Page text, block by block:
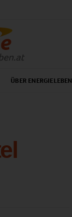
ÜBER ENERGIELEBEN